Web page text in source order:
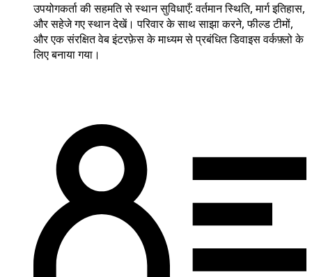
उपयोगकर्ता की सहमति से स्थान सुविधाएँ: वर्तमान स्थिति, मार्ग इतिहास,
और सहेजे गए स्थान देखें। परिवार के साथ साझा करने, फील्ड टीमों,
और एक संरक्षित वेब इंटरफ़ेस के माध्यम से प्रबंधित डिवाइस वर्कफ़्लो के
लिए बनाया गया।